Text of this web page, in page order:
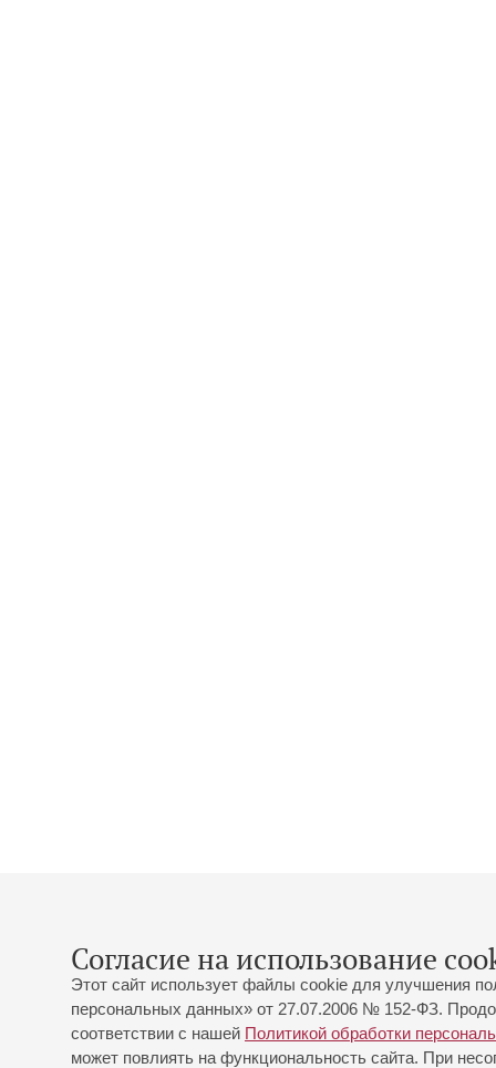
Согласие на использование
Этот сайт использует файлы cookie для улучшения
персональных данных» от 27.07.2006 № 152-ФЗ.
соответствии с нашей Политикой обработки
может повлиять на функциональность сайта. При